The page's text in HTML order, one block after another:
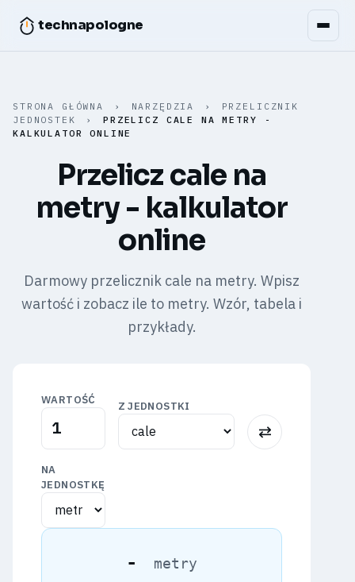
technapologne
STRONA GŁÓWNA › NARZĘDZIA ›
PRZELICZNIK
JEDNOSTEK
›
PRZELICZ CALE NA METRY -
KALKULATOR ONLINE
Przelicz cale na
metry - kalkulator
online
Darmowy przelicznik cale na metry. Wpisz
wartość i zobacz ile to metry. Wzór, tabela i
przykłady.
WARTOŚĆ
Z JEDNOSTKI
⇅
NA
JEDNOSTKĘ
- metry